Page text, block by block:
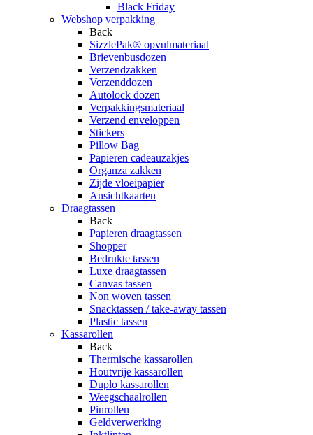
Black Friday
Webshop verpakking
Back
SizzlePak® opvulmateriaal
Brievenbusdozen
Verzendzakken
Verzenddozen
Autolock dozen
Verpakkingsmateriaal
Verzend enveloppen
Stickers
Pillow Bag
Papieren cadeauzakjes
Organza zakken
Zijde vloeipapier
Ansichtkaarten
Draagtassen
Back
Papieren draagtassen
Shopper
Bedrukte tassen
Luxe draagtassen
Canvas tassen
Non woven tassen
Snacktassen / take-away tassen
Plastic tassen
Kassarollen
Back
Thermische kassarollen
Houtvrije kassarollen
Duplo kassarollen
Weegschaalrollen
Pinrollen
Geldverwerking